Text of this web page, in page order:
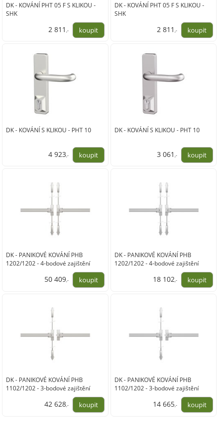
DK - KOVÁNÍ PHT 05 F S KLIKOU -
SHK
2 811 ,-
DK - KOVÁNÍ PHT 05 F S KLIKOU -
SHK
2 811 ,-
DK - KOVÁNÍ S KLIKOU - PHT 10
4 923,-
DK - KOVÁNÍ S KLIKOU - PHT 10
3 061 ,-
DK - PANIKOVÉ KOVÁNÍ PHB
1202/1202 - 4-bodové zajištění
50 409,-
DK - PANIKOVÉ KOVÁNÍ PHB
1202/1202 - 4-bodové zajištění
18 102,-
DK - PANIKOVÉ KOVÁNÍ PHB
1102/1202 - 3-bodové zajištění
42 628,-
DK - PANIKOVÉ KOVÁNÍ PHB
1102/1202 - 3-bodové zajištění
14 665,-